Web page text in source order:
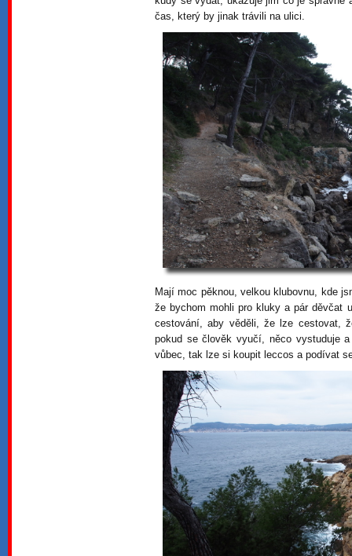
čas, který by jinak trávili na ulici.
Mají moc pěknou, velkou klubovnu, kde
že bychom mohli pro kluky a pár děvčat
cestování, aby věděli, že lze cestovat,
pokud se člověk vyučí, něco vystuduje
vůbec, tak lze si koupit leccos a podívat